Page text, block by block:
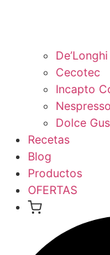
De’Longhi
Cecotec
Incapto
Nespresso
Dolce
Recetas
Blog
Productos
OFERTAS